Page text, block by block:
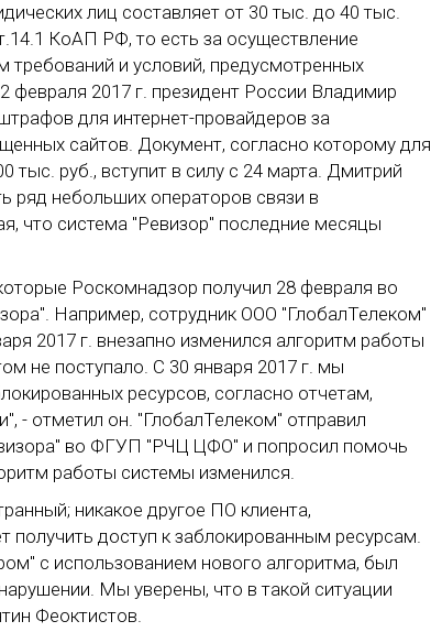
лиц составляет от 30 тыс. до 40 тыс.
КоАП РФ, то есть за осуществление
требований и условий, предусмотренных
2017 г. президент России Владимир
для интернет-провайдеров за
сайтов. Документ, согласно которому для
руб., вступит в силу с 24 марта. Дмитрий
ряд небольших операторов связи в
что система "Ревизор" последние месяцы
Роскомнадзор получил 28 февраля во
Например, сотрудник ООО "ГлобалТелеком"
2017 г. внезапно изменился алгоритм работы
не поступало. С 30 января 2017 г. мы
ресурсов, согласно отчетам,
- отметил он. "ГлобалТелеком" отправил
во ФГУП "РЧЦ ЦФО" и попросил помочь
работы системы изменился.
никакое другое ПО клиента,
доступ к заблокированным ресурсам.
с использованием нового алгоритма, был
Мы уверены, что в такой ситуации
Феоктистов.